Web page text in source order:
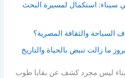
في سيناء: استكمال لمسيرة البحث
السياحة والثقافة المصرية؟
ما زالت تنبض بالحياة والتاريخ
ليس مجرد كشف عن بقايا طوب